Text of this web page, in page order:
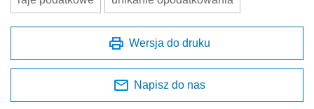
Wersja do druku
Napisz do nas